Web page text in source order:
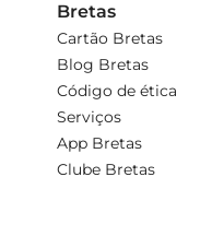
Bretas
Cartão Bretas
Blog Bretas
Código de ética
Serviços
App Bretas
Clube Bretas